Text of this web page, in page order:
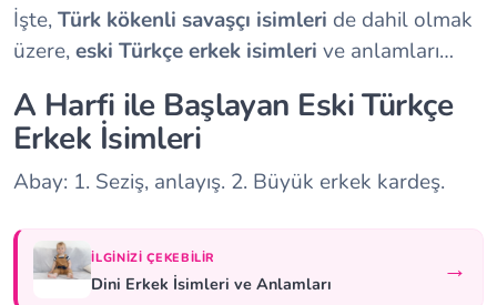
İşte,Türk kökenli savaşçı isimleri de dahil olmak
üzere,eski Türkçe erkek isimleri ve anlamları…
A Harfi ile Başlayan Eski Türkçe
Erkek İsimleri
Abay: 1. Seziş, anlayış. 2. Büyük erkek kardeş.
İLGINIZI ÇEKEBILIR
Dini Erkek İsimleri ve Anlamları →